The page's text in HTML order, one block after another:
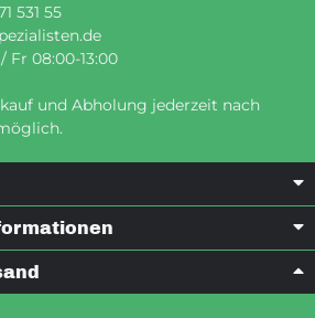
531 55
Fr 08:00-13:00
und Abholung jederzeit nach